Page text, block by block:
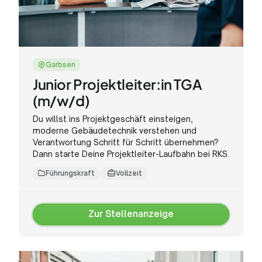
Garbsen
Junior Projektleiter:in TGA
(m/w/d)
Du willst ins Projektgeschäft einsteigen,
moderne Gebäudetechnik verstehen und
Verantwortung Schritt für Schritt übernehmen?
Dann starte Deine Projektleiter-Laufbahn bei RKS.
Führungskraft Vollzeit
Zur Stellenanzeige
Zur